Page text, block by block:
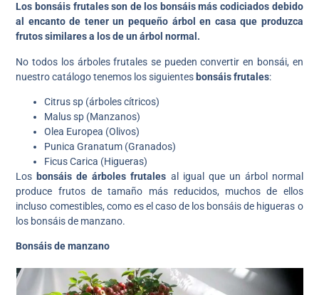
Los bonsáis frutales son de los bonsáis más codiciados debido
al encanto de tener un pequeño árbol en casa que produzca
frutos similares a los de un árbol normal.
No todos los árboles frutales se pueden convertir en bonsái, en
nuestro catálogo tenemos los siguientesbonsáis frutales:
Citrus sp (árboles cítricos)
Malus sp (Manzanos)
Olea Europea (Olivos)
Punica Granatum (Granados)
Ficus Carica (Higueras)
Los bonsáis de árboles frutales al igual que un árbol normal
produce frutos de tamaño más reducidos, muchos de ellos
incluso comestibles, como es el caso de los bonsáis de higueras o
los bonsáis de manzano.
Bonsáis de manzano